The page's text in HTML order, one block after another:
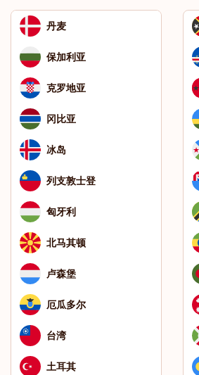
丹麦
保加利亚
克罗地亚
冈比亚
冰岛
列支敦士登
匈牙利
北马其顿
卢森堡
厄瓜多尔
台湾
土耳其